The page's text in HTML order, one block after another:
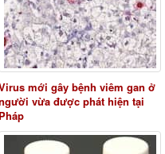
mới gây bệnh viêm gan ở
vừa được phát hiện tại
Pháp